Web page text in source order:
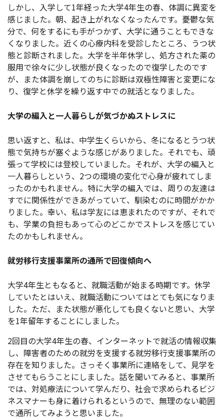
しかし、入学して1年経った大学4年生の春、体調に異変を
感じました。朝、起き上がれなくなったんです。憂鬱な気
分で、何をするにも手がつかず、大学に通うこともできな
くなりました。近くの心療内科を受診したところ、うつ状
態と診断されました。大学を半年休学し、処方された薬の
服用で徐々に少し状態が良くなったので復学したのです
が、また体調を崩してのちに診断は双極性障害と変更にな
り、復学と休学を繰り返す中での就活となりました。
大学の編入と一人暮らしが気づかぬストレスに
思い返すと、私は、中学生くらいから、冬になるとうつ状
態で気持ちが塞ぐような感じがありました。それでも、頑
張って学校には登校していました。それが、大学の編入と
一人暮らしという、2つの環境の変化で心身が疲れてしま
ったのかもれません。特に大学の編入では、周りの友達は
すでに関係性ができあがっていて、馴染むのに時間がかか
りました。幸い、私は学友には恵まれたのですが、それで
も、学業の負担もあって心のどこかでストレスを感じてい
たのかもしれません。
就労移行支援事業所の通所で回復傾向へ
大学4年生ともなると、就職活動が始まる時期です。休学
していたとはいえ、就職活動についてはとても気になりま
した。ただ、また状態が悪化しても良くないと思い、大学
を1年留年することにしました。
2回目の大学4年生の春、インターネットで就活の情報収集
し、障害者のための就労を支援する就労移行支援事業所の
存在を知りました。さっそく事業所に連絡をして、見学を
させてもらうことにしました。話を聞いてみると、事業所
では、対処療法について学んだり、社会で求められるビジ
ネスマナーも身に着けられるというので、無理のない範囲
で通所してみようと思いました。